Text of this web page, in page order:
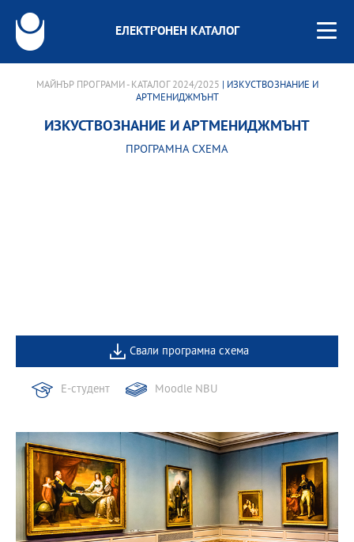
ЕЛЕКТРОНЕН КАТАЛОГ
МАЙНЪР ПРОГРАМИ - КАТАЛОГ 2024/2025 | ИЗКУСТВОЗНАНИЕ И
АРТМЕНИДЖМЪНТ
ИЗКУСТВОЗНАНИЕ И АРТМЕНИДЖМЪНТ
ПРОГРАМНА СХЕМА
Свали програмна схема
Е-студент Moodle NBU